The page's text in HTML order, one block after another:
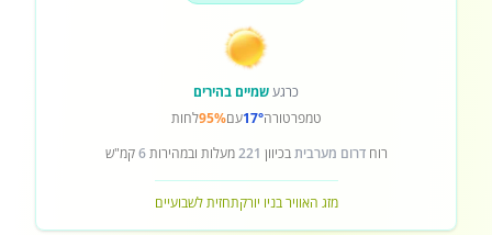
כרגעשמיים בהירים
טמפרטורה17°עם95%לחות
רוחדרום מערביתבכיוון 221מעלות ובמהירות6קמ"ש
מזג האוויר בניו יורקתחזית לשבועיים